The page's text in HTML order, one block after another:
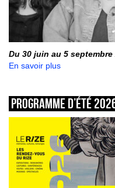
Du 30 juin au 5 septembre
En savoir plus
Programme d’été